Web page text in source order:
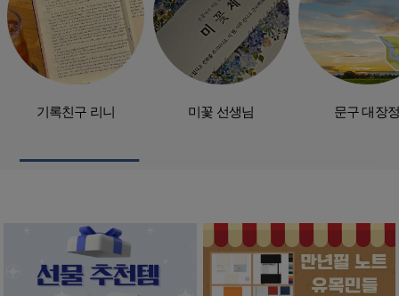
기록친구 리니 미꽃 선생님 문구 대장정